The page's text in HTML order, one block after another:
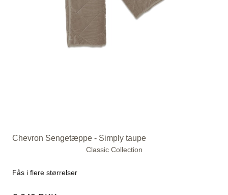
Chevron Sengetæppe - Simply taupe
Classic Collection
Fås i flere størrelser